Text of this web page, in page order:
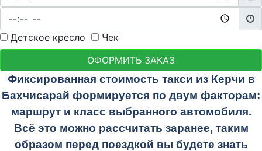
Детское кресло
Чек
ОФОРМИТЬ ЗАКАЗ
Фиксированная стоимость такси из Керчи в
Бахчисарай формируется по двум факторам:
маршрут и класс выбранного автомобиля.
Всё это можно рассчитать заранее, таким
образом перед поездкой вы будете знать